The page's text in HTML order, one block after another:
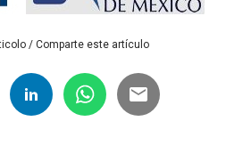
/ Comparte este artículo